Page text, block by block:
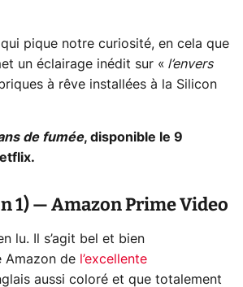
pique notre curiosité, en cela que
un éclairage inédit sur « l’envers
à rêve installées à la Silicon
de fumée, disponible le 9
1) — Amazon Prime Video
lu. Il s’agit bel et bien
Amazon de l’excellente
aussi coloré et que totalement